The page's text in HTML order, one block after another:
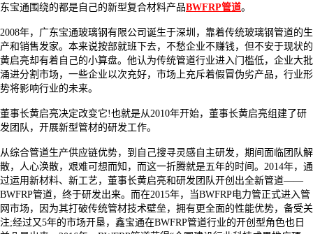
东宝通围绕的都是自己的新型复合材料产品BWFRP管道。
2008年，广东宝通玻璃钢有限公司诞生于深圳，靠着传统玻璃钢管道的生
产和销售发家。本来说按部就班下去，不愁企业不赚钱，但不安于现状的
黄启亮却有着自己的小算盘。他认为传统管道行业进入门槛低，企业大批
涌进分割市场，一些企业以次充好，市场上充斥着假冒伪劣产品，行业形
势将影响行业的未来。
董事长黄启亮决定改变它!也就是从2010年开始，董事长黄启亮组建了研
发团队，开展新型管材的研发工作。
从综合管道生产供应链优势，到自己搜寻灵感自主研发，期间面临团队解
散，人心涣散，艰难可想而知，而这一折腾就是五年的时间。 2014年，通
过运用新材料、新工艺，董事长黄启亮和研发团队开创出全新管道——
BWFRP管道，终于研发出来。而在2015年，当BWFRP电力管正式进入管
网市场，因为其打破传统管材技术壁垒，拥有更全面的性能优势，备受关
注;经过又5年的市场开垦，鑫宝通在BWFRP管道行业的开创型角色也日